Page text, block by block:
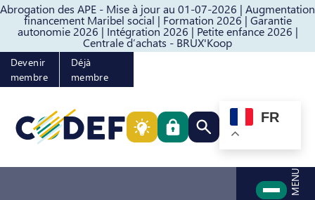
Abrogation des APE - Mise à jour au 01-07-2026 | Augmentation
financement Maribel social | Formation 2026 | Garantie
autonomie 2026 | Intégration 2026 | Petite enfance 2026 |
Centrale d’achats - BRUX'Koop
Passer au contenuPasser au pied de page
Devenir
membre
Déjà
membre
Rechercher quelque
FR
MENU